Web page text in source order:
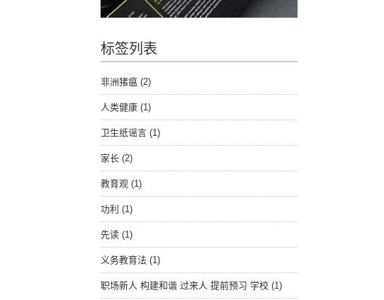
标签列表
非洲猪瘟 (2)
人类健康 (1)
卫生纸谣言 (1)
家长 (2)
教育观 (1)
功利 (1)
先读 (1)
义务教育法 (1)
职场新人 构建和谐 过来人 提前预习 学校 (1)